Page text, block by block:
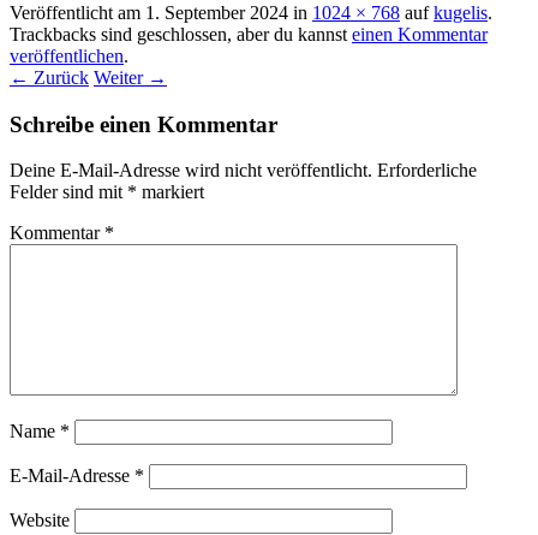
Veröffentlicht am 1. September 2024 in 1024 × 768 aufkugelis.
Trackbacks sind geschlossen, aber du kannst einen Kommentar
veröffentlichen.
← Zurück Weiter →
Schreibe einen Kommentar
Deine E-Mail-Adresse wird nicht veröffentlicht. Erforderliche
Felder sind mit * markiert
Kommentar *
Name *
E-Mail-Adresse *
Website